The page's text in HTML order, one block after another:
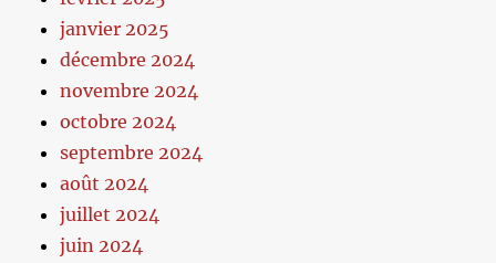
janvier 2025
décembre 2024
novembre 2024
octobre 2024
septembre 2024
août 2024
juillet 2024
juin 2024